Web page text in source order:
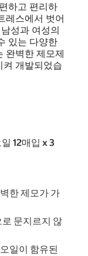
하고 편리하
레스에서 벗어
성과 여성의
있는 다양한
완벽한 제모제
켜 개발되었습
12매입 x 3
한 제모가 가
문지르지 않
일이 함유된